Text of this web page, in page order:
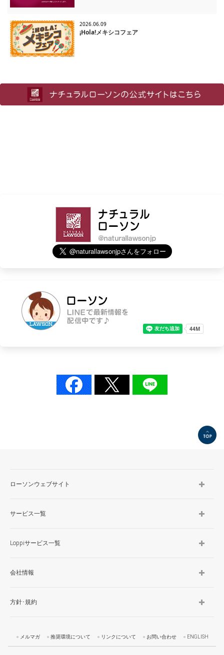
2026.06.09
¡Hola!メキシコフェア
ローソンウェブサイト
サービス一覧
Loppiサービス一覧
会社情報
方針･規約
メルマガ 推奨環境について リンクについて お問い合わせ ENGLISH